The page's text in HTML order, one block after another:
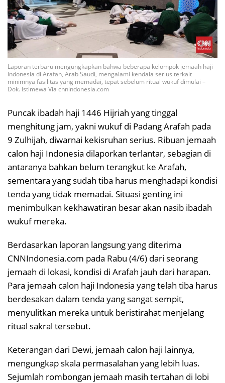
Laporan terbaru mengungkapkan bahwa beberapa kelompok jemaah haji
Indonesia di Arafah, Arab Saudi, mengalami kendala serius terkait
minimnya fasilitas yang memadai, tepat sebelum ritual wukuf dimulai –
Dok. Istimewa Via cnnindonesia.com
Puncak ibadah haji 1446 Hijriah yang tinggal
menghitung jam, yakni wukuf di Padang Arafah pada
9 Zulhijah, diwarnai kekisruhan serius. Ribuan jemaah
calon haji Indonesia dilaporkan terlantar, sebagian di
antaranya bahkan belum terangkut ke Arafah,
sementara yang sudah tiba harus menghadapi kondisi
tenda yang tidak memadai. Situasi genting ini
menimbulkan kekhawatiran besar akan nasib ibadah
wukuf mereka.
Berdasarkan laporan langsung yang diterima
CNNIndonesia.com pada Rabu (4/6) dari seorang
jemaah di lokasi, kondisi di Arafah jauh dari harapan.
Para jemaah calon haji Indonesia yang telah tiba harus
berdesakan dalam tenda yang sangat sempit,
menyulitkan mereka untuk beristirahat menjelang
ritual sakral tersebut.
Keterangan dari Dewi, jemaah calon haji lainnya,
mengungkap skala permasalahan yang lebih luas.
Sejumlah rombongan jemaah masih tertahan di lobi